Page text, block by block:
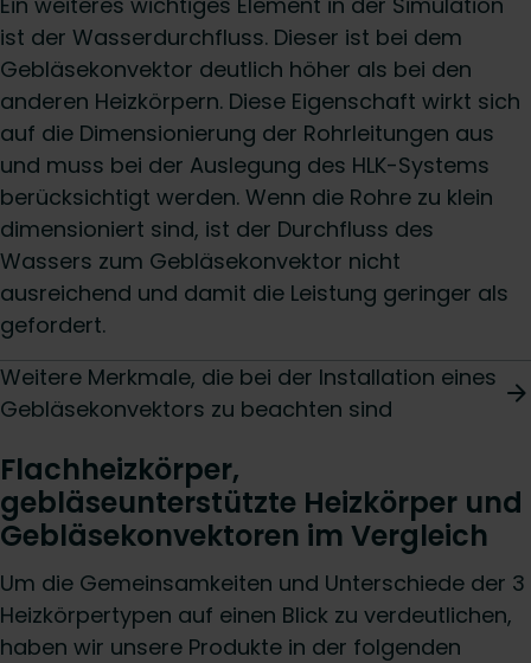
ist der Wasserdurchfluss. Dieser ist bei dem
Gebläsekonvektor deutlich höher als bei den
anderen Heizkörpern. Diese Eigenschaft wirkt sich
auf die Dimensionierung der Rohrleitungen aus
und muss bei der Auslegung des HLK-Systems
berücksichtigt werden. Wenn die Rohre zu klein
dimensioniert sind, ist der Durchfluss des
Wassers zum Gebläsekonvektor nicht
ausreichend und damit die Leistung geringer als
gefordert.
Weitere Merkmale, die bei der Installation eines
Gebläsekonvektors zu beachten sind
Flachheizkörper,
gebläseunterstützte Heizkörper und
Gebläsekonvektoren im Vergleich
Um die Gemeinsamkeiten und Unterschiede der 3
Heizkörpertypen auf einen Blick zu verdeutlichen,
haben wir unsere Produkte in der folgenden